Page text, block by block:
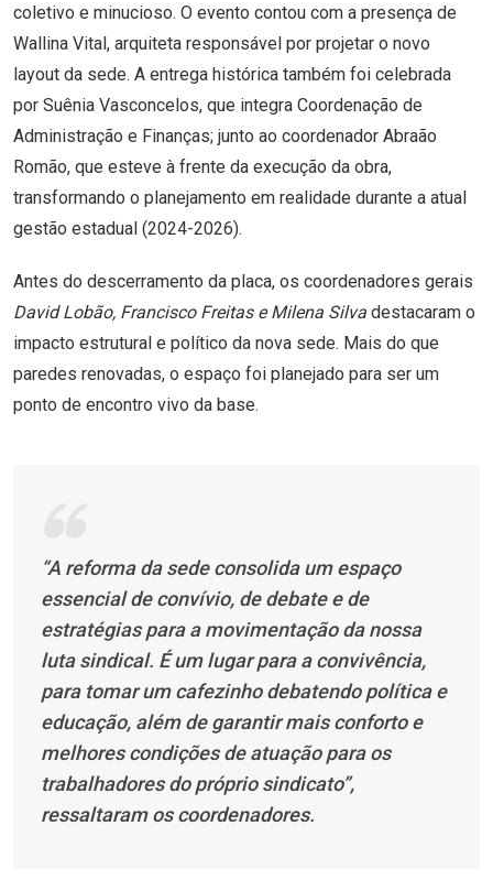
coletivo e minucioso. O evento contou com a presença de
Wallina Vital, arquiteta responsável por projetar o novo
layout da sede. A entrega histórica também foi celebrada
por Suênia Vasconcelos, que integra Coordenação de
Administração e Finanças; junto ao coordenador Abraão
Romão, que esteve à frente da execução da obra,
transformando o planejamento em realidade durante a atual
gestão estadual (2024-2026).
Antes do descerramento da placa, os coordenadores gerais
David Lobão, Francisco Freitas e Milena Silva destacaram o
impacto estrutural e político da nova sede. Mais do que
paredes renovadas, o espaço foi planejado para ser um
ponto de encontro vivo da base.
“A reforma da sede consolida um espaço
essencial de convívio, de debate e de
estratégias para a movimentação da nossa
luta sindical. É um lugar para a convivência,
para tomar um cafezinho debatendo política e
educação, além de garantir mais conforto e
melhores condições de atuação para os
trabalhadores do próprio sindicato”,
ressaltaram os coordenadores.